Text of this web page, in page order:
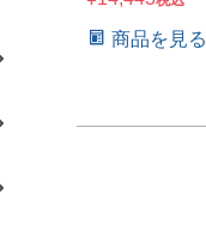
商品を見る